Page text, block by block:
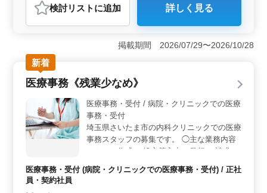
おすすめポイント
＜アクセスの良さ＞ 指扇駅から徒歩5分の好立地にある
クリニックでの医療事務募集しています。駅近なので通
勤が便利で、アクセスの良さが中高年の方にも最適で
す。地域に密着したクリニックならではのアットホーム
な雰囲気で働けます。 ＜キャリアアップのチャンス
＞ 医療事務経験やレセプト実務経験が必要なため、ス
キルアップが期待できます。クリニックの特徴的な業務
に携わり、医療のプロフェッショナルとしてのスキルを
高めることが可能です。 ＜柔軟な働き方＞ 週3日以
上やフルタイムなど、働き方に柔軟性があります。車通
勤も可能で、ライフスタイルに合わせた働き方が叶いま
す。
検討リスト に追加 詳しく見る
掲載期間 2026/07/29〜2026/10/28
新着
医療事務《残業少なめ》
医療事務・受付 / 病院・クリニックでの医療
事務・受付
埼玉県さいたま市の内科クリニックでの医療
事務スタッフの募集です。 ◯主な業務内容
・カルテ作成 ・処方箋入力、発行 ・請求書
メインとする内科クリニックです来院された
医療事務・受付 (病院・クリニックでの医療事務・受付) / 正社
員・契約社員